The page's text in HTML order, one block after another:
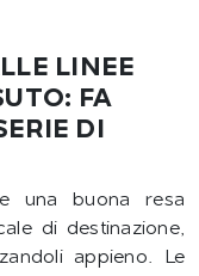
LINEE
FA
DI
una buona resa
di destinazione,
appieno. Le